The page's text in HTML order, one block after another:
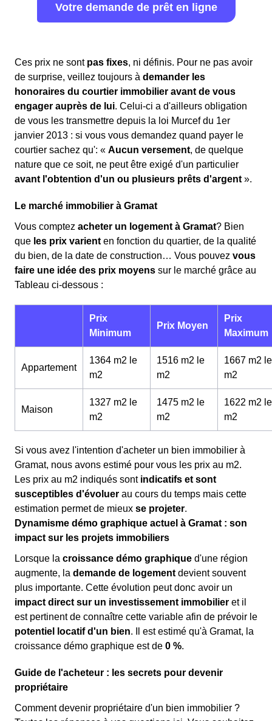
Votre demande de prêt en ligne
Ces prix ne sont pas fixes, ni définis. Pour ne pas avoir
de surprise, veillez toujours à demander les
honoraires du courtier immobilier avant de vous
engager auprès de lui. Celui-ci a d'ailleurs obligation
de vous les transmettre depuis la loi Murcef du 1er
janvier 2013 : si vous vous demandez quand payer le
courtier sachez qu': « Aucun versement, de quelque
nature que ce soit, ne peut être exigé d'un particulier
avant l'obtention d'un ou plusieurs prêts d'argent ».
Le marché immobilier à Gramat
Vous comptez acheter un logement à Gramat? Bien
que les prix varient en fonction du quartier, de la qualité
du bien, de la date de construction… Vous pouvez vous
faire une idée des prix moyens sur le marché grâce au
Tableau ci-dessous :
Prix
Minimum
Prix Moyen
Prix
Maximum
Appartement
1364 m2 le
m2
1516 m2 le
m2
1667 m2 le
m2
Maison
1327 m2 le
m2
1475 m2 le
m2
1622 m2 le
m2
Si vous avez l'intention d'acheter un bien immobilier à
Gramat, nous avons estimé pour vous les prix au m2.
Les prix au m2 indiqués sont indicatifs et sont
susceptibles d'évoluer au cours du temps mais cette
estimation permet de mieux se projeter.
Dynamisme démo graphique actuel à Gramat : son
impact sur les projets immobiliers
Lorsque la croissance démo graphique d'une région
augmente, la demande de logement devient souvent
plus importante. Cette évolution peut donc avoir un
impact direct sur un investissement immobilier et il
est pertinent de connaître cette variable afin de prévoir le
potentiel locatif d'un bien. Il est estimé qu'à Gramat, la
croissance démo graphique est de 0 %.
Guide de l'acheteur : les secrets pour devenir
propriétaire
Comment devenir propriétaire d'un bien immobilier ?